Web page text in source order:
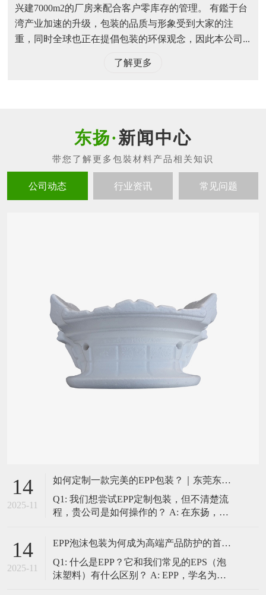
兴建7000m2的厂房来配合客户零库存的管理。 有鑑于台
湾产业加速的升级，包装的品质与形象受到大家的注
重，同时全球也正在提倡包装的环保观念，因此本公司...
了解更多
新闻中心
公司动态 行业资讯 常见问题
14
2025-11
如何定制一款完美的EPP包装？｜东莞东扬一站式服务流程揭秘
Q1: 我们想尝试EPP定制包装，但不清楚流
程，贵公司是如何操作的？ A: 在东扬，我
环节都专业、高效、透明。我们的标准定
这是第一步，也是最重要的一步。我们的
工程师团队会与您深入沟通，了解您的产
14
2025-11
EPP泡沫包装为何成为高端产品防护的首选？｜东莞东扬专业解读
Q1: 什么是EPP？它和我们常见的EPS（泡
沫塑料）有什么区别？ A: EPP，学名为发